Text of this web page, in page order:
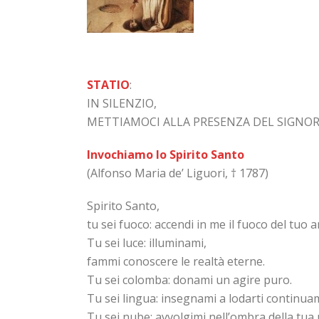
STATIO:
IN SILENZIO,
METTIAMOCI ALLA PRESENZA DEL
Invochiamo lo Spirito Santo
(Alfonso Maria de’ Liguori, † 1787)
Spirito Santo,
tu sei fuoco: accendi in me il fuoco del tuo
Tu sei luce: illuminami,
fammi conoscere le realtà eterne.
Tu sei colomba: donami un agire puro.
Tu sei lingua: insegnami a lodarti